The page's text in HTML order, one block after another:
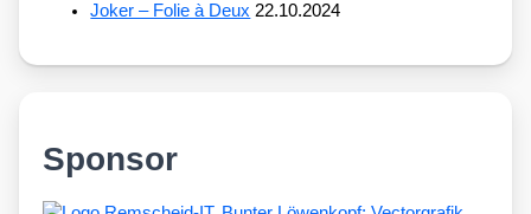
Joker – Folie à Deux 22.10.2024
Sponsor